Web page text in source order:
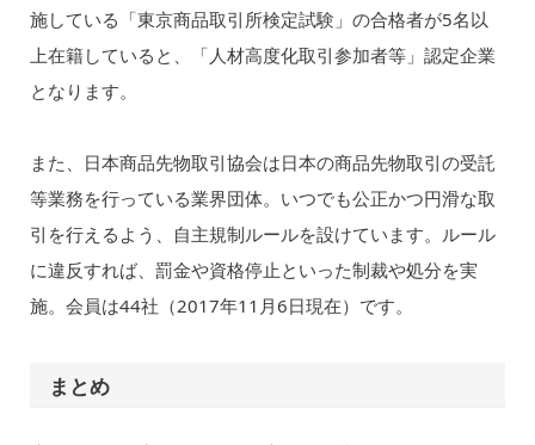
施している「東京商品取引所検定試験」の合格者が5名以
上在籍していると、「人材高度化取引参加者等」認定企業
となります。
また、日本商品先物取引協会は日本の商品先物取引の受託
等業務を行っている業界団体。いつでも公正かつ円滑な取
引を行えるよう、自主規制ルールを設けています。ルール
に違反すれば、罰金や資格停止といった制裁や処分を実
施。会員は44社（2017年11月6日現在）です。
まとめ